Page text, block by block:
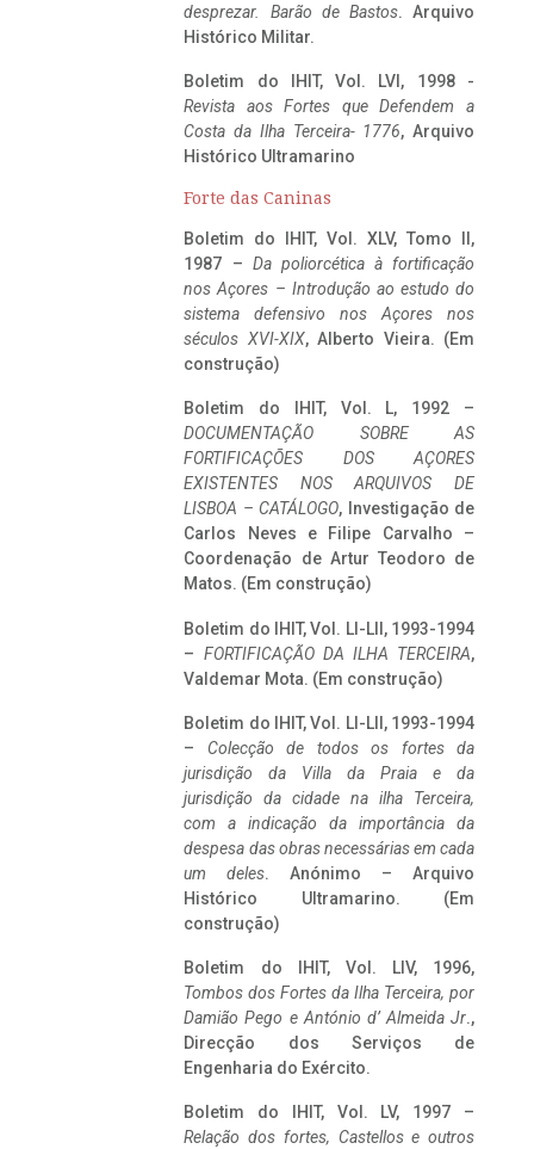
desprezar. Barão de Bastos. Arquivo
Histórico Militar.
Boletim do IHIT, Vol. LVI, 1998 -
Revista aos Fortes que Defendem a
Costa da Ilha Terceira- 1776, Arquivo
Histórico Ultramarino
Forte das Caninas
Boletim do IHIT, Vol. XLV, Tomo II,
1987 – Da poliorcética à fortificação
nos Açores – Introdução ao estudo do
sistema defensivo nos Açores nos
séculos XVI-XIX, Alberto Vieira. (Em
construção)
Boletim do IHIT, Vol. L, 1992 –
DOCUMENTAÇÃO SOBRE AS
FORTIFICAÇÕES DOS AÇORES
EXISTENTES NOS ARQUIVOS DE
LISBOA – CATÁLOGO, Investigação de
Carlos Neves e Filipe Carvalho –
Coordenação de Artur Teodoro de
Matos. (Em construção)
Boletim do IHIT, Vol. LI-LII, 1993-1994
– FORTIFICAÇÃO DA ILHA TERCEIRA,
Valdemar Mota. (Em construção)
Boletim do IHIT, Vol. LI-LII, 1993-1994
– Colecção de todos os fortes da
jurisdição da Villa da Praia e da
jurisdição da cidade na ilha Terceira,
com a indicação da importância da
despesa das obras necessárias em cada
um deles. Anónimo – Arquivo
Histórico Ultramarino. (Em
construção)
Boletim do IHIT, Vol. LIV, 1996,
Tombos dos Fortes da Ilha Terceira, por
Damião Pego e António d’ Almeida Jr.,
Direcção dos Serviços de
Engenharia do Exército.
Boletim do IHIT, Vol. LV, 1997 –
Relação dos fortes, Castellos e outros